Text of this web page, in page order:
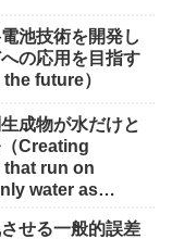
池技術を開発し
の応用を目指す
future）
成物が水だけと
Creating
run on
water as
せる一般的誤差